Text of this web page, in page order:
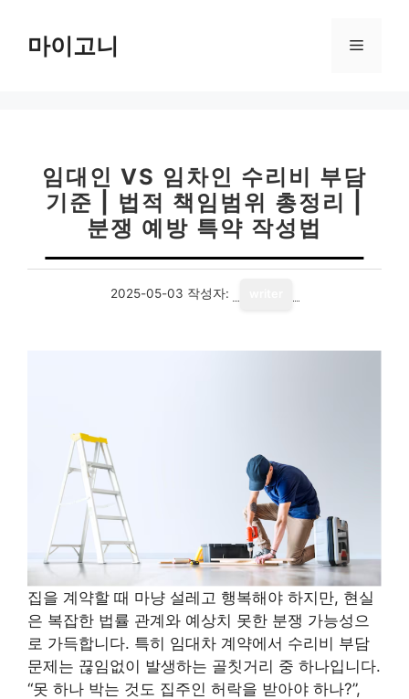
마이고니 메
임대인 VS 임차인 수리비 부담
기준 | 법적 책임범위 총정리 |
분쟁 예방 특약 작성법
2025-05-03 작성자:
집을 계약할 때 마냥 설레고 행복해야 하지만, 현실
은 복잡한 법률 관계와 예상치 못한 분쟁 가능성으
로 가득합니다. 특히 임대차 계약에서 수리비 부담
문제는 끊임없이 발생하는 골칫거리 중 하나입니다.
“못 하나 박는 것도 집주인 허락을 받아야 하나?”,